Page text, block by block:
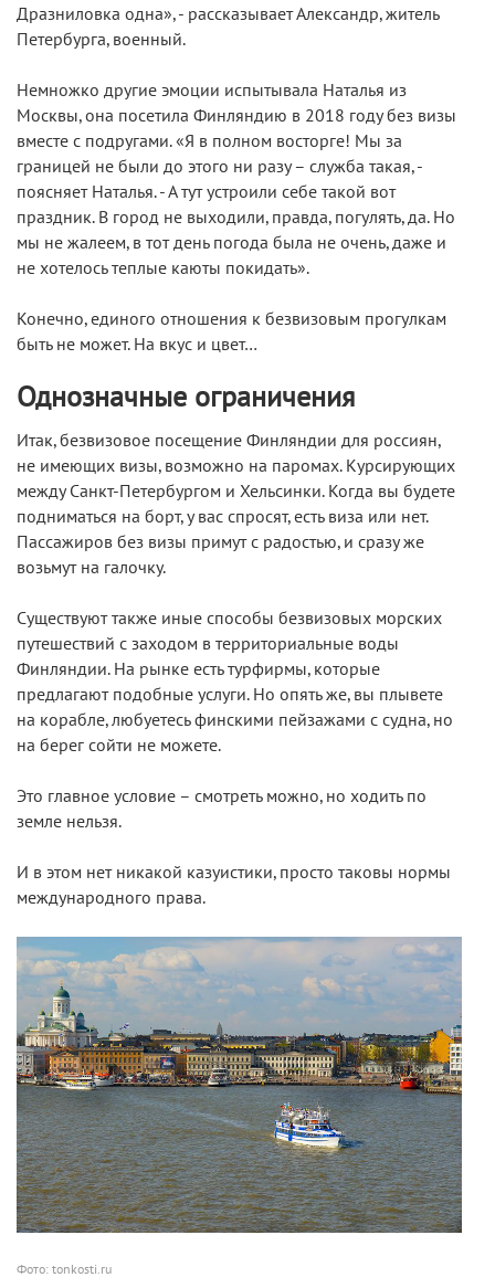
Дразниловка одна», - рассказывает Александр, житель
Петербурга, военный.
Немножко другие эмоции испытывала Наталья из
Москвы, она посетила Финляндию в 2018 году без визы
вместе с подругами. «Я в полном восторге! Мы за
границей не были до этого ни разу – служба такая, -
поясняет Наталья. - А тут устроили себе такой вот
праздник. В город не выходили, правда, погулять, да. Но
мы не жалеем, в тот день погода была не очень, даже и
не хотелось теплые каюты покидать».
Конечно, единого отношения к безвизовым прогулкам
быть не может. На вкус и цвет…
Однозначные ограничения
Итак, безвизовое посещение Финляндии для россиян,
не имеющих визы, возможно на паромах. Курсирующих
между Санкт-Петербургом и Хельсинки. Когда вы будете
подниматься на борт, у вас спросят, есть виза или нет.
Пассажиров без визы примут с радостью, и сразу же
возьмут на галочку.
Существуют также иные способы безвизовых морских
путешествий с заходом в территориальные воды
Финляндии. На рынке есть турфирмы, которые
предлагают подобные услуги. Но опять же, вы плывете
на корабле, любуетесь финскими пейзажами с судна, но
на берег сойти не можете.
Это главное условие – смотреть можно, но ходить по
земле нельзя.
И в этом нет никакой казуистики, просто таковы нормы
международного права.
Фото: tonkosti.ru